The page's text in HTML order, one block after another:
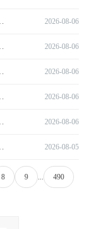
2026-08-06
2026-08-06
2026-08-06
2026-08-06
2026-08-06
2026-08-05
8 9 ... 490